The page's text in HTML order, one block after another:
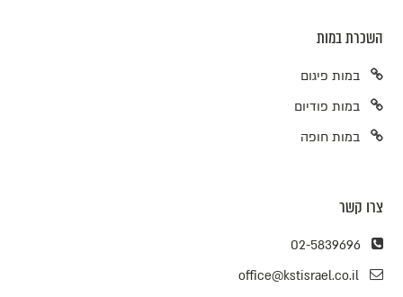
השכרת במות
במות פיגום
במות פודיום
במות חופה
צרו קשר
02-5839696
office@kstisrael.co.il